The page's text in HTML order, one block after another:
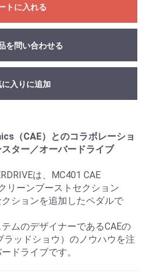
トに入れる
を問い合わせる
に入りに追加
（CAE）とのコラボレーショ
ター／オーバードライブ
は、MC401 CAE
リーンブーストセクション
ションを追加したペダルで
ムのデザイナーであるCAEの
ラッドショウ）のノウハウを注
ドライブです。